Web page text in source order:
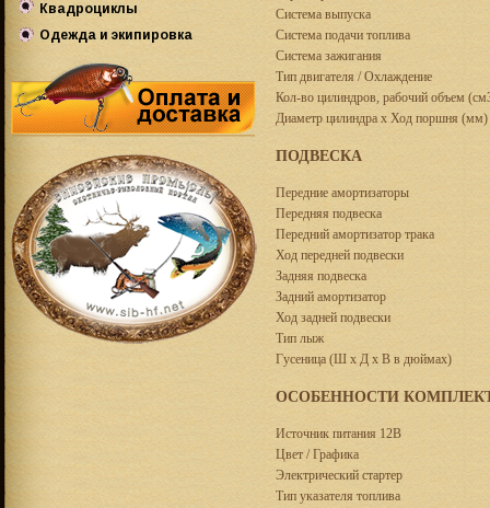
Ranger
З/ч для мотовездеходов
Снегоходы BRP
Снегоходы POLARIS
Квадроциклы
Квадроциклы POLARIS
Мотовездеходы General
Мотовездеходы Ranger
Мотовездеходы RZR
Квадроциклы BRP
Одежда и экипировка
Одежда и экипировка
KLIM
Одежда и экипировка
Polaris
Одежда и экипировка FXR
Одежда и экипировка
Dragonfly
Одежда и экипировка 509
Система выпуска
Система подачи топлива
Система зажигания
Тип двигателя / Охлаждение
Кол-во цилиндров, рабочий объем
Диаметр цилиндра x Ход поршня (мм)
ПОДВЕСКА
Передние амортизаторы
Передняя подвеска
Передний амортизатор трака
Ход передней подвески
Задняя подвеска
Задний амортизатор
Ход задней подвески
Тип лыж
Гусеница (Ш х Д х В в дюймах)
ОСОБЕННОСТИ
Источник питания 12B
Цвет / Графика
Электрический стартер
Тип указателя топлива